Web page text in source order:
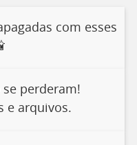
com esses
se perderam!
e arquivos.